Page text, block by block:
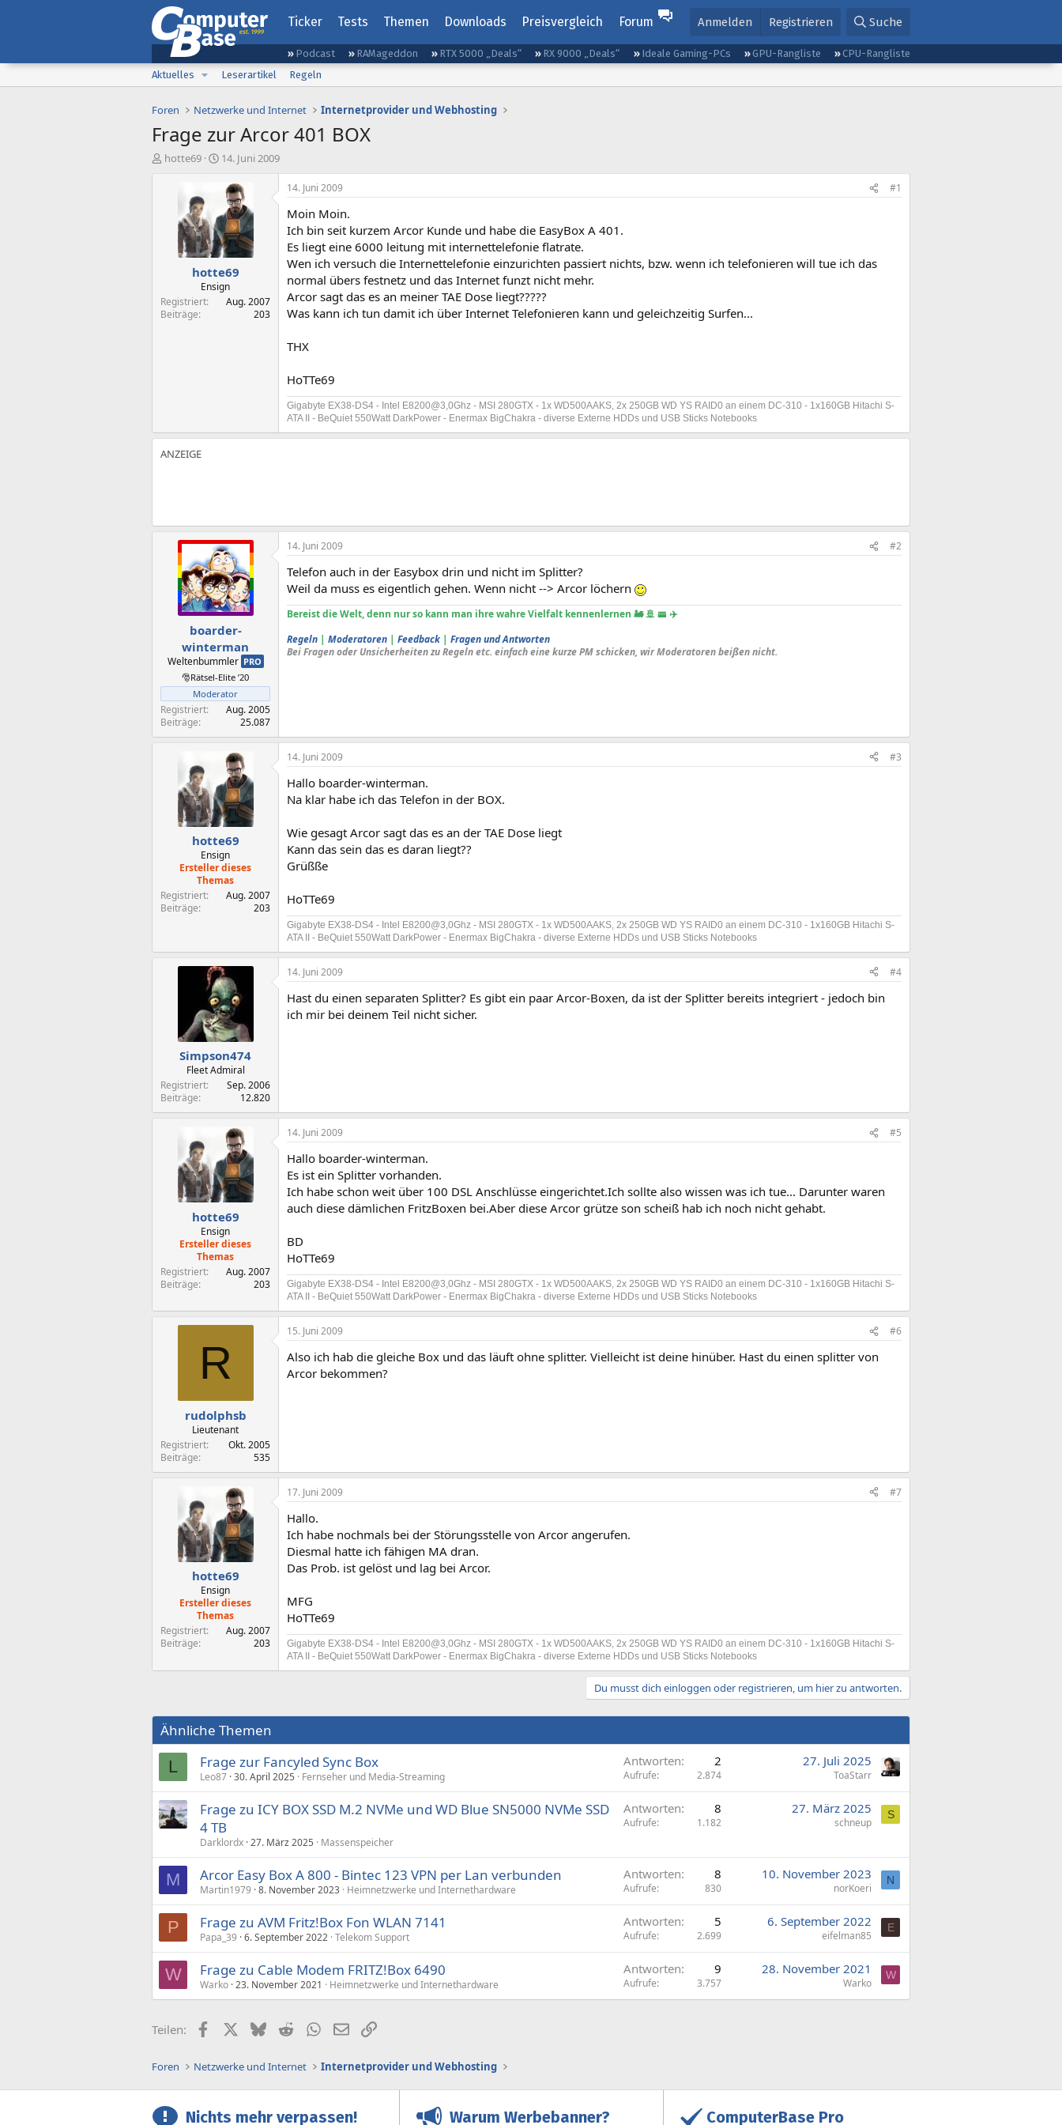
Ticker Tests Themen Downloads Preisvergleich Forum Anmelden Registrieren Suche
Podcast RAMageddon RTX 5000 „Deals“ RX 9000 „Deals“ Ideale Gaming-PCs GPU-Rangliste
CPU-Rangliste
Aktuelles
Leserartikel Regeln
Foren Netzwerke und Internet Internetprovider und Webhosting
Frage zur Arcor 401 BOX
E
hotte69
E
e
l
l
t
a
m
14. Juni 2009
hotte69
Ensign
Registriert
Aug. 2007
Beiträge
203
14. Juni 2009 #1
Moin Moin.
Ich bin seit kurzem Arcor Kunde und habe die EasyBox A 401.
Es liegt eine 6000 leitung mit internettelefonie flatrate.
Wen ich versuch die Internettelefonie einzurichten passiert nichts, bzw. wenn ich telefonieren will tue ich das
normal übers festnetz und das Internet funzt nicht mehr.
Arcor sagt das es an meiner TAE Dose liegt?????
Was kann ich tun damit ich über Internet Telefonieren kann und geleichzeitig Surfen...
THX
HoTTe69
Gigabyte EX38-DS4 - Intel E8200@3,0Ghz - MSI 280GTX - 1x WD500AAKS, 2x 250GB WD YS RAID0 an einem DC-310 - 1x160GB Hitachi S-
ATA II - BeQuiet 550Watt DarkPower - Enermax BigChakra - diverse Externe HDDs und USB Sticks Notebooks
boarder-
winterman
Weltenbummler PRO
🎅Rätsel-Elite ’20
Moderator
Registriert
Aug. 2005
Beiträge
25.087
14. Juni 2009 #2
Telefon auch in der Easybox drin und nicht im Splitter?
Weil da muss es eigentlich gehen. Wenn nicht --> Arcor löchern
Bereist die Welt, denn nur so kann man ihre wahre Vielfalt kennenlernen 🚂 🚢 🚟 ✈️
Regeln | Moderatoren | Feedback | Fragen und Antworten
Bei Fragen oder Unsicherheiten zu Regeln etc. einfach eine kurze PM schicken, wir Moderatoren beißen nicht.
hotte69
Ensign
Ersteller dieses
Themas
Registriert
Aug. 2007
Beiträge
203
14. Juni 2009 #3
Hallo boarder-winterman.
Na klar habe ich das Telefon in der BOX.
Wie gesagt Arcor sagt das es an der TAE Dose liegt
Kann das sein das es daran liegt??
Grüßße
HoTTe69
Gigabyte EX38-DS4 - Intel E8200@3,0Ghz - MSI 280GTX - 1x WD500AAKS, 2x 250GB WD YS RAID0 an einem DC-310 - 1x160GB Hitachi S-
ATA II - BeQuiet 550Watt DarkPower - Enermax BigChakra - diverse Externe HDDs und USB Sticks Notebooks
Simpson474
Fleet Admiral
Registriert
Sep. 2006
Beiträge
12.820
14. Juni 2009 #4
Hast du einen separaten Splitter? Es gibt ein paar Arcor-Boxen, da ist der Splitter bereits integriert - jedoch bin
ich mir bei deinem Teil nicht sicher.
hotte69
Ensign
Ersteller dieses
Themas
Registriert
Aug. 2007
Beiträge
203
14. Juni 2009 #5
Hallo boarder-winterman.
Es ist ein Splitter vorhanden.
Ich habe schon weit über 100 DSL Anschlüsse eingerichtet.Ich sollte also wissen was ich tue... Darunter waren
auch diese dämlichen FritzBoxen bei.Aber diese Arcor grütze son scheiß hab ich noch nicht gehabt.
BD
HoTTe69
Gigabyte EX38-DS4 - Intel E8200@3,0Ghz - MSI 280GTX - 1x WD500AAKS, 2x 250GB WD YS RAID0 an einem DC-310 - 1x160GB Hitachi S-
ATA II - BeQuiet 550Watt DarkPower - Enermax BigChakra - diverse Externe HDDs und USB Sticks Notebooks
R
rudolphsb
Lieutenant
Registriert
Okt. 2005
Beiträge
535
15. Juni 2009 #6
Also ich hab die gleiche Box und das läuft ohne splitter. Vielleicht ist deine hinüber. Hast du einen splitter von
Arcor bekommen?
hotte69
Ensign
Ersteller dieses
Themas
Registriert
Aug. 2007
Beiträge
203
17. Juni 2009 #7
Hallo.
Ich habe nochmals bei der Störungsstelle von Arcor angerufen.
Diesmal hatte ich fähigen MA dran.
Das Prob. ist gelöst und lag bei Arcor.
MFG
HoTTe69
Gigabyte EX38-DS4 - Intel E8200@3,0Ghz - MSI 280GTX - 1x WD500AAKS, 2x 250GB WD YS RAID0 an einem DC-310 - 1x160GB Hitachi S-
ATA II - BeQuiet 550Watt DarkPower - Enermax BigChakra - diverse Externe HDDs und USB Sticks Notebooks
Du musst dich einloggen oder registrieren, um hier zu antworten.
Ähnliche Themen
L Frage zur Fancyled Sync Box
Leo87 30. April 2025 Fernseher und Media-Streaming
Antworten 2
Aufrufe 2.874
27. Juli 2025
ToaStarr
Frage zu ICY BOX SSD M.2 NVMe und WD Blue SN5000 NVMe SSD
4 TB
Darklordx 27. März 2025 Massenspeicher
Antworten 8
Aufrufe 1.182
27. März 2025
schneup
S
M Arcor Easy Box A 800 - Bintec 123 VPN per Lan verbunden
Martin1979 8. November 2023 Heimnetzwerke und Internethardware
Antworten 8
Aufrufe 830
10. November 2023
norKoeri
N
P Frage zu AVM Fritz!Box Fon WLAN 7141
Papa_39 6. September 2022 Telekom Support
Antworten 5
Aufrufe 2.699
6. September 2022
eifelman85
E
W Frage zu Cable Modem FRITZ!Box 6490
Warko 23. November 2021 Heimnetzwerke und Internethardware
Antworten 9
Aufrufe 3.757
28. November 2021
Warko
W
Teilen: FacebookX (Twitter)
BlueskyRedditWhatsApp
E-MailLink
Foren Netzwerke und Internet Internetprovider und Webhosting
Nichts mehr verpassen! Warum Werbebanner? ComputerBase Pro